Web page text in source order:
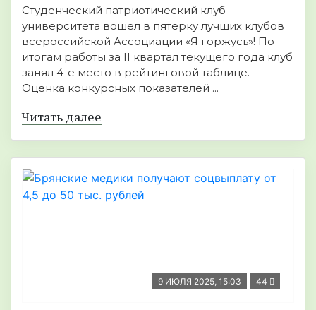
Студенческий патриотический клуб
университета вошел в пятерку лучших клубов
всероссийской Ассоциации «Я горжусь»! По
итогам работы за II квартал текущего года клуб
занял 4-е место в рейтинговой таблице.
Оценка конкурсных показателей ...
Читать далее
9 ИЮЛЯ 2025, 15:03 44